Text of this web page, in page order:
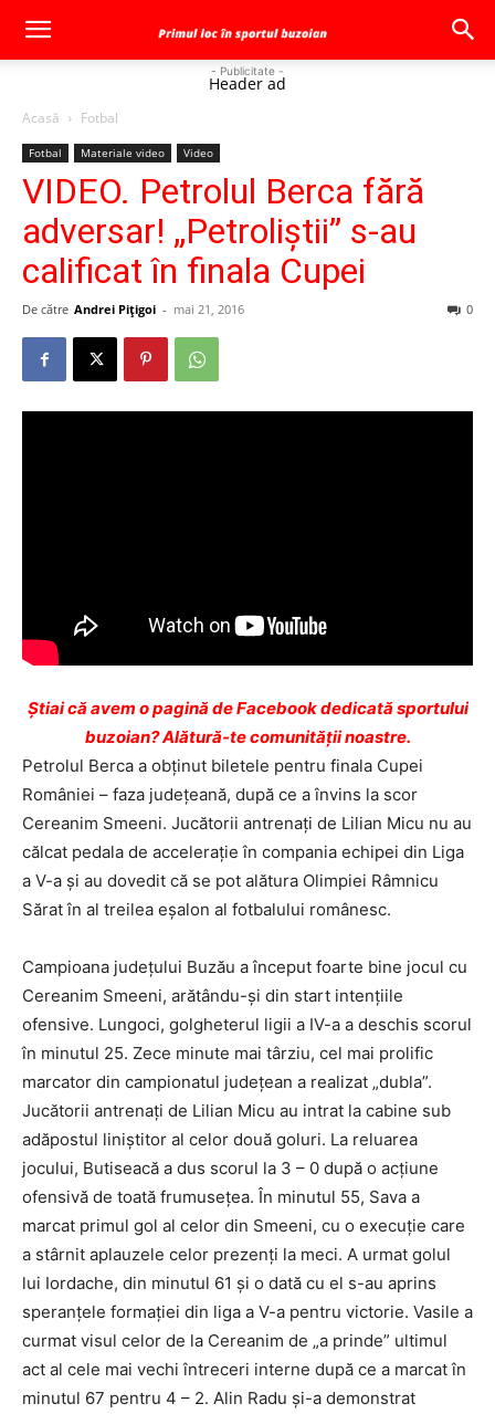
- Publicitate -
Header ad
Acasă Fotbal
Fotbal Materiale video Video
VIDEO. Petrolul Berca fără
adversar! „Petroliştii” s-au
calificat în finala Cupei
De către Andrei Pițigoi - mai 21, 2016 0
Ştiai că avem o pagină de Facebook dedicată sportului
buzoian? Alătură-te comunității noastre.
Petrolul Berca a obţinut biletele pentru finala Cupei
României – faza judeţeană, după ce a învins la scor
Cereanim Smeeni. Jucătorii antrenaţi de Lilian Micu nu au
călcat pedala de acceleraţie în compania echipei din Liga
a V-a şi au dovedit că se pot alătura Olimpiei Râmnicu
Sărat în al treilea eşalon al fotbalului românesc.
Campioana judeţului Buzău a început foarte bine jocul cu
Cereanim Smeeni, arătându-şi din start intenţiile
ofensive. Lungoci, golgheterul ligii a IV-a a deschis scorul
în minutul 25. Zece minute mai târziu, cel mai prolific
marcator din campionatul judeţean a realizat „dubla”.
Jucătorii antrenaţi de Lilian Micu au intrat la cabine sub
adăpostul liniştitor al celor două goluri. La reluarea
jocului, Butiseacă a dus scorul la 3 – 0 după o acţiune
ofensivă de toată frumuseţea. În minutul 55, Sava a
marcat primul gol al celor din Smeeni, cu o execuţie care
a stârnit aplauzele celor prezenţi la meci. A urmat golul
lui Iordache, din minutul 61 şi o dată cu el s-au aprins
speranţele formaţiei din liga a V-a pentru victorie. Vasile a
curmat visul celor de la Cereanim de „a prinde” ultimul
act al cele mai vechi întreceri interne după ce a marcat în
minutul 67 pentru 4 – 2. Alin Radu şi-a demonstrat